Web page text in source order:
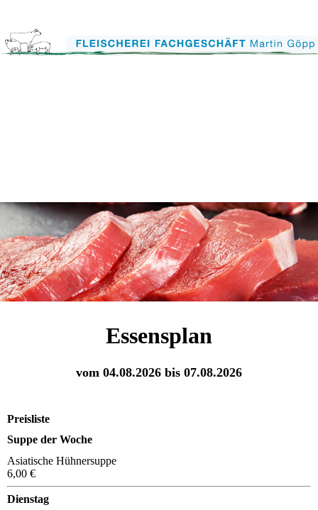
Essensplan
vom 04.08.2026 bis 07.08.2026
Preisliste
Suppe der Woche
Asiatische Hühnersuppe
6,00 €
Dienstag